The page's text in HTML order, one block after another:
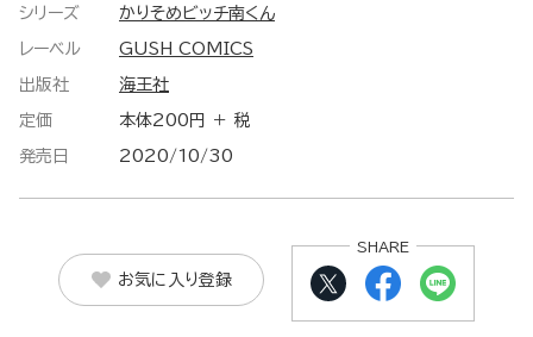
シリーズ かりそめビッチ南くん
レーベル GUSH COMICS
出版社 海王社
定価 本体200円 ＋ 税
発売日 2020/10/30
お気に入り登録
SHARE